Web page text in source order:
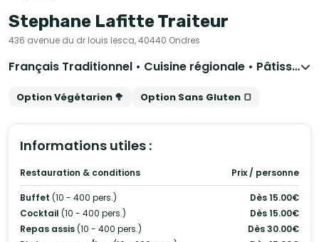
Stephane Lafitte Traiteur
436 avenue du dr louis lesca, 40440 Ondres
Français Traditionnel • Cuisine régionale • Pâtisseries et desserts • Wedding Cake
Option Végétarien 🥦 Option Sans Gluten 🍞
Informations utiles :
Restauration & conditions Prix / personne
Buffet (10 - 400 pers.)
Dès 15.00€
Cocktail (10 - 400 pers.)
Dès 15.00€
Repas assis(10 - 400 pers.)
Dès 30.00€